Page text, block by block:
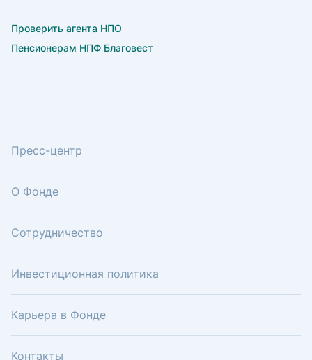
Проверить агента НПО
Пенсионерам НПФ Благовест
Пресс-центр
О Фонде
Сотрудничество
Инвестиционная политика
Карьера в Фонде
Контакты